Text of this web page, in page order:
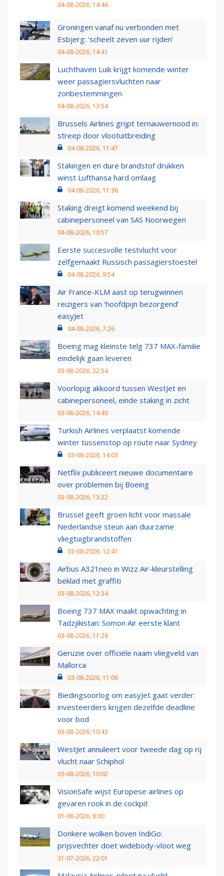
04-08-2026, 14:46
Groningen vanaf nu verbonden met
Esbjerg: 'scheelt zeven uur rijden'
04-08-2026, 14:41
Luchthaven Luik krijgt komende winter
weer passagiersvluchten naar
zonbestemmingen
04-08-2026, 13:54
Brussels Airlines grijpt ternauwernood in:
streep door vlootuitbreiding
04-08-2026, 11:47
Stakingen en dure brandstof drukken
winst Lufthansa hard omlaag
04-08-2026, 11:38
Staking dreigt komend weekend bij
cabinepersoneel van SAS Noorwegen
04-08-2026, 10:57
Eerste succesvolle testvlucht voor
zelfgemaakt Russisch passagierstoestel
04-08-2026, 9:54
Air France-KLM aast op terugwinnen
reizigers van ‘hoofdpijn bezorgend’
easyJet
04-08-2026, 7:26
Boeing mag kleinste telg 737 MAX-familie
eindelijk gaan leveren
03-08-2026, 22:54
Voorlopig akkoord tussen WestJet en
cabinepersoneel, einde staking in zicht
03-08-2026, 14:40
Turkish Airlines verplaatst komende
winter tussenstop op route naar Sydney
03-08-2026, 14:03
Netflix publiceert nieuwe documentaire
over problemen bij Boeing
03-08-2026, 13:22
Brussel geeft groen licht voor massale
Nederlandse steun aan duurzame
vliegtuigbrandstoffen
03-08-2026, 12:41
Airbus A321neo in Wizz Air-kleurstelling
beklad met graffiti
03-08-2026, 12:34
Boeing 737 MAX maakt opwachting in
Tadzjikistan: Somon Air eerste klant
03-08-2026, 11:26
Geruzie over officiële naam vliegveld van
Mallorca
03-08-2026, 11:06
Biedingsoorlog om easyJet gaat verder:
investeerders krijgen dezelfde deadline
voor bod
03-08-2026, 10:43
WestJet annuleert voor tweede dag op rij
vlucht naar Schiphol
03-08-2026, 10:02
VisionSafe wijst Europese airlines op
gevaren rook in de cockpit
01-08-2026, 8:00
Donkere wolken boven IndiGo:
prijsvechter doet widebody-vloot weg
31-07-2026, 22:01